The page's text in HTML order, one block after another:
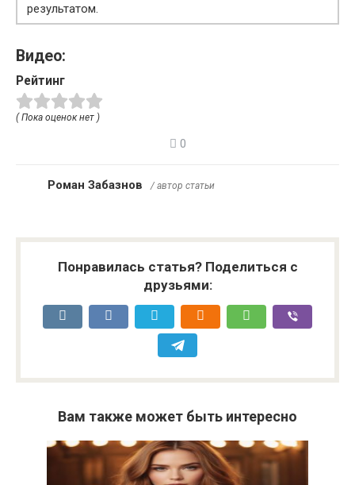
результатом.
Видео:
Рейтинг
( Пока оценок нет )
0
Роман Забазнов / автор статьи
Понравилась статья? Поделиться с
друзьями:
Вам также может быть интересно